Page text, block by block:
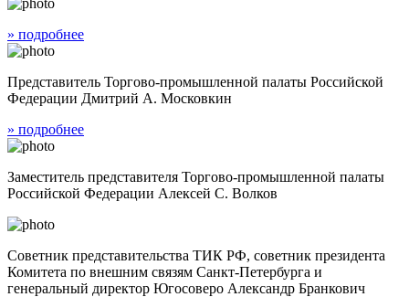
» подробнее
Представитель Торгово-промышленной палаты Российской
Федерации Дмитрий А. Московкин
» подробнее
Заместитель представителя Торгово-промышленной палаты
Российской Федерации Алексей С. Волков
Советник представительства ТИК РФ, советник президента
Комитета по внешним связям Санкт-Петербурга и
генеральный директор Югосоверо Александр Бранкович